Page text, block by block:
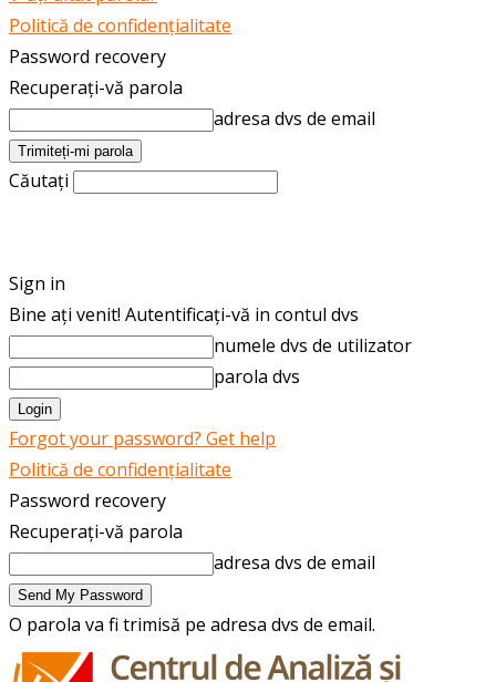
Politică de confidențialitate
Password recovery
Recuperați-vă parola
adresa dvs de email
Căutați
Sign in
Bine ați venit! Autentificați-vă in contul dvs
numele dvs de utilizator
parola dvs
Forgot your password? Get help
Politică de confidențialitate
Password recovery
Recuperați-vă parola
adresa dvs de email
O parola va fi trimisă pe adresa dvs de email.